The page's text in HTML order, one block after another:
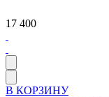
17 400
В КОРЗИНУ